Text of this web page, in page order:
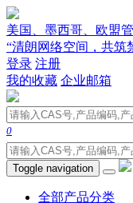
美国、墨西哥、欧盟
“清朗网络空间，共筑
登录 注册
我的收藏 企业邮箱
0
Toggle navigation
全部产品分类